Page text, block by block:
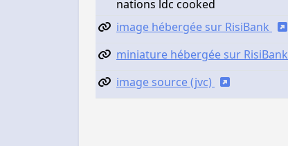
nations ldc cooked
image hébergée sur RisiBank
miniature hébergée sur RisiBank
image source (jvc)